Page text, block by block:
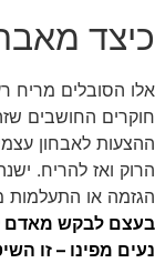
כיצד
אלו הסובלים מריח
חוקרים החושבים
ההצעות לאבחון
הרוק ואז להריח.
הגזמה או התעלמות
בעצם לבקש מאדם
נעים מפינו – זו